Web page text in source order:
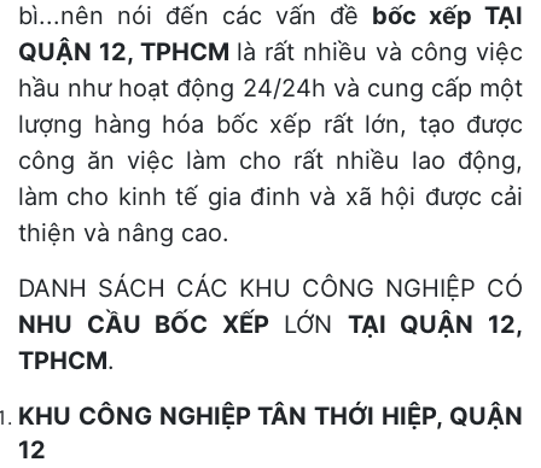
bì...nên nói đến các vấn đề bốc xếp TẠI
QUẬN 12, TPHCM là rất nhiều và công việc
hầu như hoạt động 24/24h và cung cấp một
lượng hàng hóa bốc xếp rất lớn, tạo được
công ăn việc làm cho rất nhiều lao động,
làm cho kinh tế gia đinh và xã hội được cải
thiện và nâng cao.
DANH SÁCH CÁC KHU CÔNG NGHIỆP CÓ
NHU CẦU BỐC XẾPLỚN TẠI QUẬN 12,
TPHCM.
KHU CÔNG NGHIỆP TÂN THỚI HIỆP, QUẬN
12